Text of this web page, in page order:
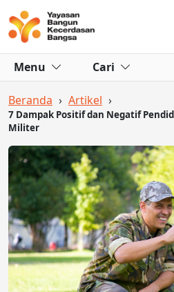
Menu Cari
Beranda › Artikel ›
7 Dampak Positif dan Negatif
Militer